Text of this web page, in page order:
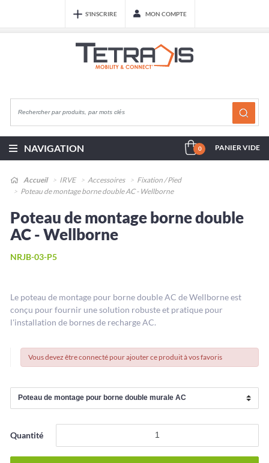
S'INSCRIRE MON COMPTE
NAVIGATION 0 PANIER VIDE
Accueil IRVE Accessoires
Fixation / Pied
Poteau de montage borne double AC - Wellborne
Poteau de montage borne double
AC - Wellborne
NRJB-03-P5
Le poteau de montage pour borne double AC de Wellborne est
conçu pour fournir une solution robuste et pratique pour
l'installation de bornes de recharge AC.
Vous devez être connecté pour ajouter ce produit à vos favoris
Quantité